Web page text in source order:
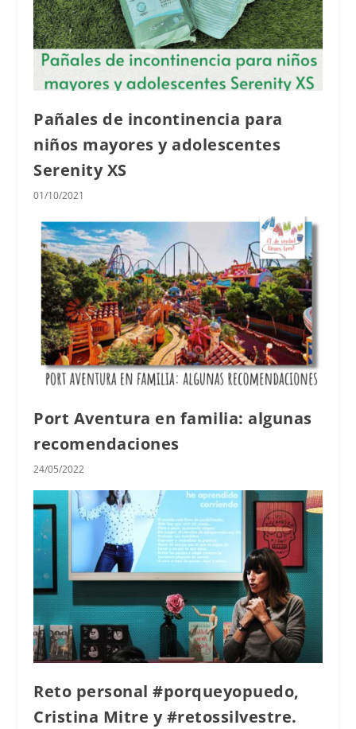
Pañales de incontinencia para
niños mayores y adolescentes
Serenity XS
01/10/2021
Port Aventura en familia: algunas
recomendaciones
24/05/2022
Reto personal #porqueyopuedo,
Cristina Mitre y #retossilvestre.